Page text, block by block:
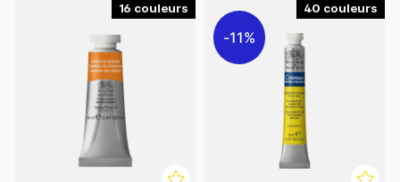
16 40
11%